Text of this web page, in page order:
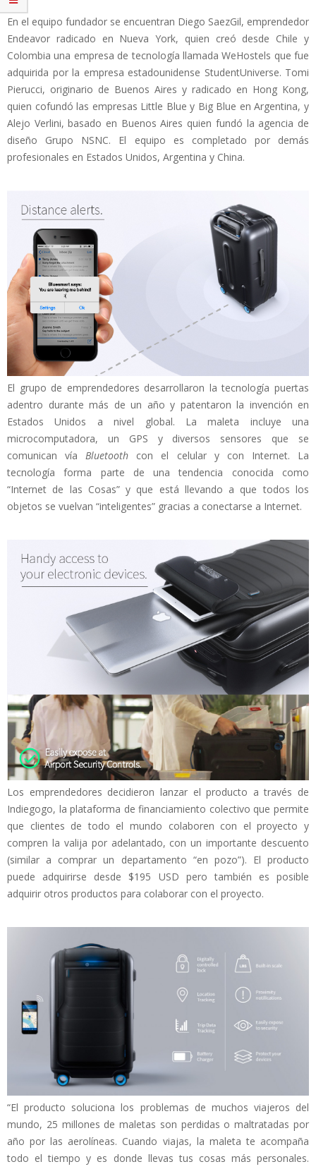
En el equipo fundador se encuentran Diego SaezGil, emprendedor
Endeavor radicado en Nueva York, quien creó desde Chile y
Colombia una empresa de tecnología llamada WeHostels que fue
adquirida por la empresa estadounidense StudentUniverse. Tomi
Pierucci, originario de Buenos Aires y radicado en Hong Kong,
quien cofundó las empresas Little Blue y Big Blue en Argentina, y
Alejo Verlini, basado en Buenos Aires quien fundó la agencia de
diseño Grupo NSNC. El equipo es completado por demás
profesionales en Estados Unidos, Argentina y China.
El grupo de emprendedores desarrollaron la tecnología puertas
adentro durante más de un año y patentaron la invención en
Estados Unidos a nivel global. La maleta incluye una
microcomputadora, un GPS y diversos sensores que se
comunican víaBluetooth con el celular y con Internet. La
tecnología forma parte de una tendencia conocida como
“Internet de las Cosas” y que está llevando a que todos los
objetos se vuelvan “inteligentes” gracias a conectarse a Internet.
Los emprendedores decidieron lanzar el producto a través de
Indiegogo, la plataforma de financiamiento colectivo que permite
que clientes de todo el mundo colaboren con el proyecto y
compren la valija por adelantado, con un importante descuento
(similar a comprar un departamento “en pozo”). El producto
puede adquirirse desde $195 USD pero también es posible
adquirir otros productos para colaborar con el proyecto.
“El producto soluciona los problemas de muchos viajeros del
mundo, 25 millones de maletas son perdidas o maltratadas por
año por las aerolíneas. Cuando viajas, la maleta te acompaña
todo el tiempo y es donde llevas tus cosas más personales.